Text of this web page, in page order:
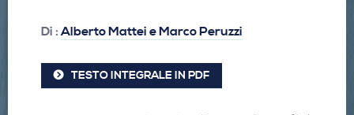
Di :Alberto Mattei e Marco Peruzzi
TESTO INTEGRALE IN PDF